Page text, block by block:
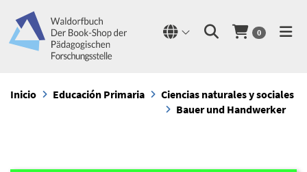
0
Inicio Educación Primaria
Ciencias naturales y sociales
Bauer und Handwerker